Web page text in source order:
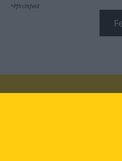
*Pflichtfeld